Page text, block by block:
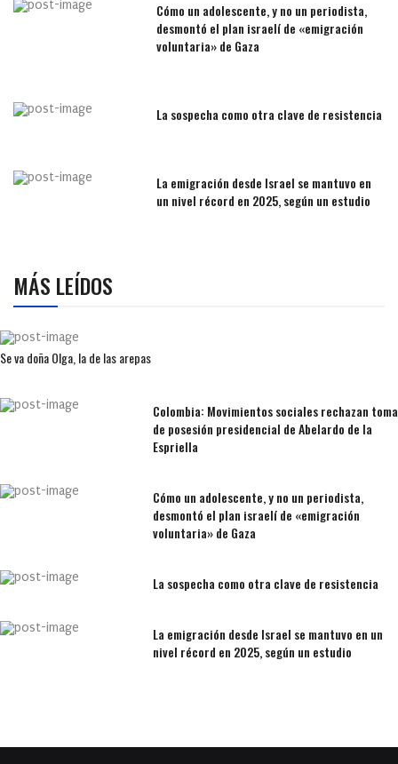
Cómo un adolescente, y no un periodista,
desmontó el plan israelí de «emigración
voluntaria» de Gaza
La sospecha como otra clave de resistencia
La emigración desde Israel se mantuvo en
un nivel récord en 2025, según un estudio
MÁS LEÍDOS
Se va doña Olga, la de las arepas
Colombia: Movimientos sociales rechazan toma
de posesión presidencial de Abelardo de la
Espriella
Cómo un adolescente, y no un periodista,
desmontó el plan israelí de «emigración
voluntaria» de Gaza
La sospecha como otra clave de resistencia
La emigración desde Israel se mantuvo en un
nivel récord en 2025, según un estudio